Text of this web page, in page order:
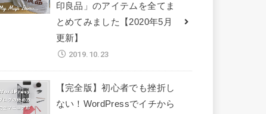
印良品」のアイテムを全てま
とめてみました【2020年5月
更新】
2019.10.23
【完全版】初心者でも挫折し
ない！WordPressでイチから